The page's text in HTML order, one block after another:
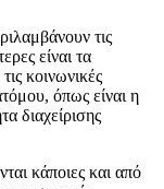
τις
είναι τα
κοινωνικές
όπως είναι η
διαχείρισης
κάποιες και από